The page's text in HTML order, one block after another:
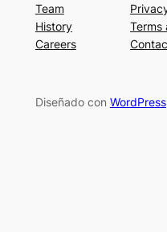
Team
History
Careers
Terms
Diseñado con WordPress